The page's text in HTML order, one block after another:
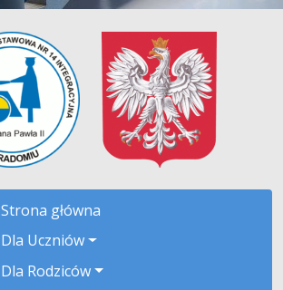
Strona główna
Dla Uczniów
Dla Rodziców